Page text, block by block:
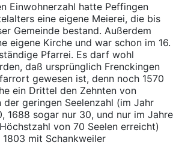
Einwohnerzahl hatte Peffingen
eine eigene Meierei, die bis
Gemeinde bestand. Außerdem
eigene Kirche und war schon im 16.
Pfarrei. Es darf wohl
daß ursprünglich Frenckingen
gewesen ist, denn noch 1570
ein Drittel den Zehnten von
der geringen Seelenzahl (im Jahr
1688 sogar nur 30, und nur im Jahre
von 70 Seelen erreicht)
mit Schankweiler